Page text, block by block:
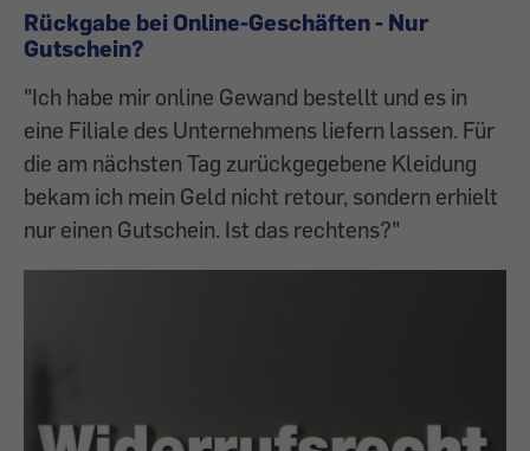
Rückgabe bei Online-Geschäften - Nur
Gutschein?
"Ich habe mir online Gewand bestellt und es in
eine Filiale des Unternehmens liefern lassen. Für
die am nächsten Tag zurückgegebene Kleidung
bekam ich mein Geld nicht retour, sondern erhielt
nur einen Gutschein. Ist das rechtens?"